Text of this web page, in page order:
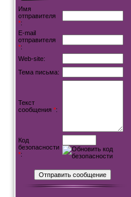
Имя
отправителя
*:
E-mail
отправителя
*:
Web-site:
Тема письма:
Текст
сообщения *:
Код
безопасности
*: